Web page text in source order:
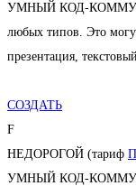
УМНЫЙ КОД-
любых типов. Это
презентация,
СОЗДАТЬ
F
НЕДОРОГОЙ (тариф
УМНЫЙ КОД-